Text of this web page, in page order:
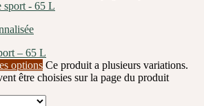
– 65 L
options Ce produit a plusieurs variations.
être choisies sur la page du produit